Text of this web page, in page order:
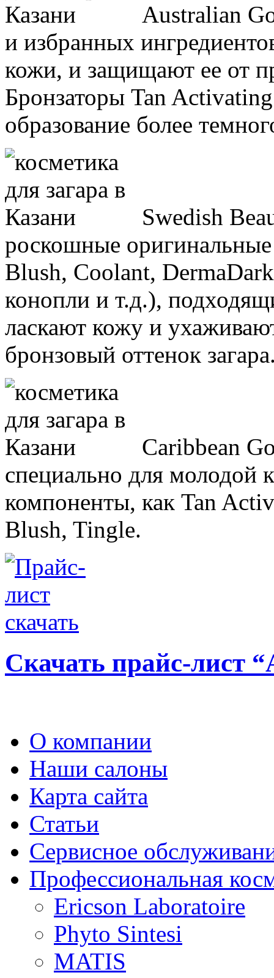
Australian
и избранных
кожи, и защищают ее от
Бронзаторы Tan
образование более
Swedish
роскошные
Blush, Coolant,
конопли и т.д.),
ласкают кожу и
бронзовый оттенок
Caribbean
специально для молодой
компоненты, как Tan
Blush, Tingle.
Скачать прайс-лист
О компании
Наши салоны
Карта сайта
Статьи
Сервисное
Профессиональная
Ericson Laboratoire
Phyto Sintesi
MATIS